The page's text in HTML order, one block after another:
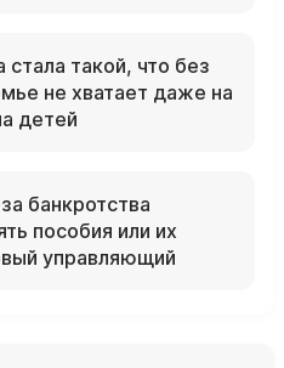
стала такой, что без
не хватает даже на
детей
банкротства
пособия или их
управляющий